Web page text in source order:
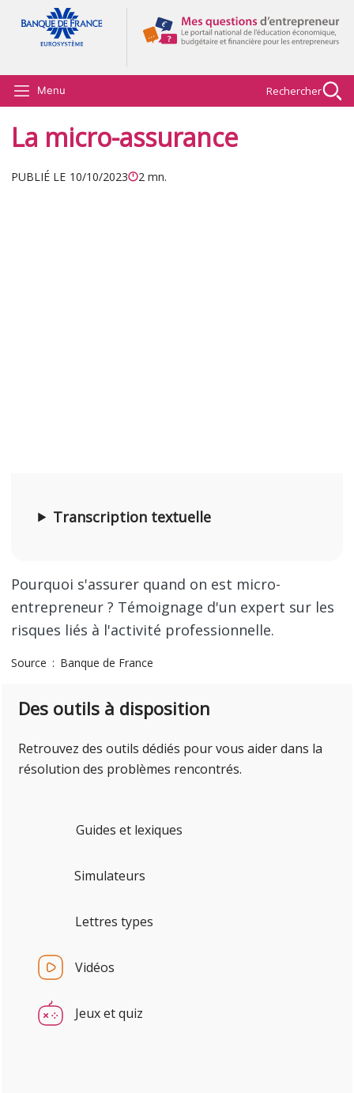
Aller au contenu principal
Menu Rechercher
La micro-assurance
PUBLIÉ LE 10/10/2023 2 mn.
Transcription textuelle
Pourquoi s'assurer quand on est micro-
entrepreneur ? Témoignage d'un expert sur les
risques liés à l'activité professionnelle.
Source Banque de France
Des outils à disposition
Retrouvez des outils dédiés pour vous aider dans la
résolution des problèmes rencontrés.
Guides et lexiques
Simulateurs
Lettres types
Vidéos
Jeux et quiz